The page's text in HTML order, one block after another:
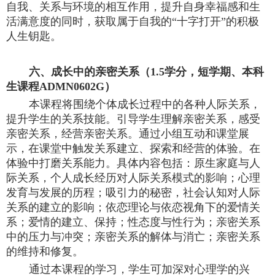
自我、关系与环境的相互作用，提升自身幸福感和生
活满意度的同时，获取属于自我的“十字打开”的积极
人生钥匙。
六、成长中的亲密关系（1.5学分，短学期、本科
生课程ADMN0602G）
本课程将围绕个体成长过程中的各种人际关系，
提升学生的关系技能。引导学生理解亲密关系，感受
亲密关系，经营亲密关系。通过小组互动和课堂展
示，在课堂中触发关系建立、探索和经营的体验。在
体验中打磨关系能力。具体内容包括：原生家庭与人
际关系，个人成长经历对人际关系模式的影响；心理
发育与发展的历程；吸引力的秘密，社会认知对人际
关系的建立的影响；依恋理论与依恋视角下的爱情关
系；爱情的建立、保持；性态度与性行为；亲密关系
中的压力与冲突；亲密关系的解体与消亡；亲密关系
的维持和修复。
通过本课程的学习，学生可加深对心理学的兴